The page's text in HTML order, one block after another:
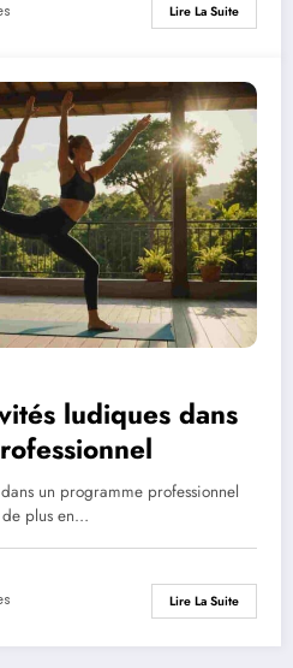
Lire La Suite
ludiques dans
un programme professionnel
de plus en…
Lire La Suite